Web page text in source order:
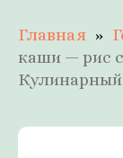
Главная
каши — рис
Кулинарный